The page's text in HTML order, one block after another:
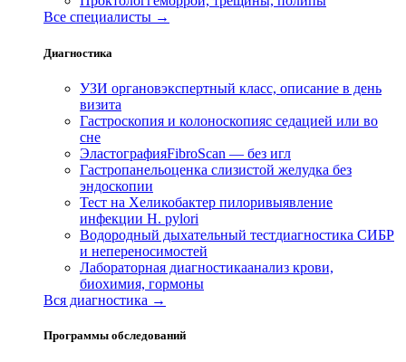
Все специалисты →
Диагностика
УЗИ органовэкспертный класс, описание в день
визита
Гастроскопия и колоноскопияс седацией или во
сне
ЭластографияFibroScan — без игл
Гастропанельоценка слизистой желудка без
эндоскопии
Тест на Хеликобактер пилоривыявление
инфекции H. pylori
Водородный дыхательный тестдиагностика СИБР
и непереносимостей
Лабораторная диагностикаанализ крови,
биохимия, гормоны
Вся диагностика →
Программы обследований